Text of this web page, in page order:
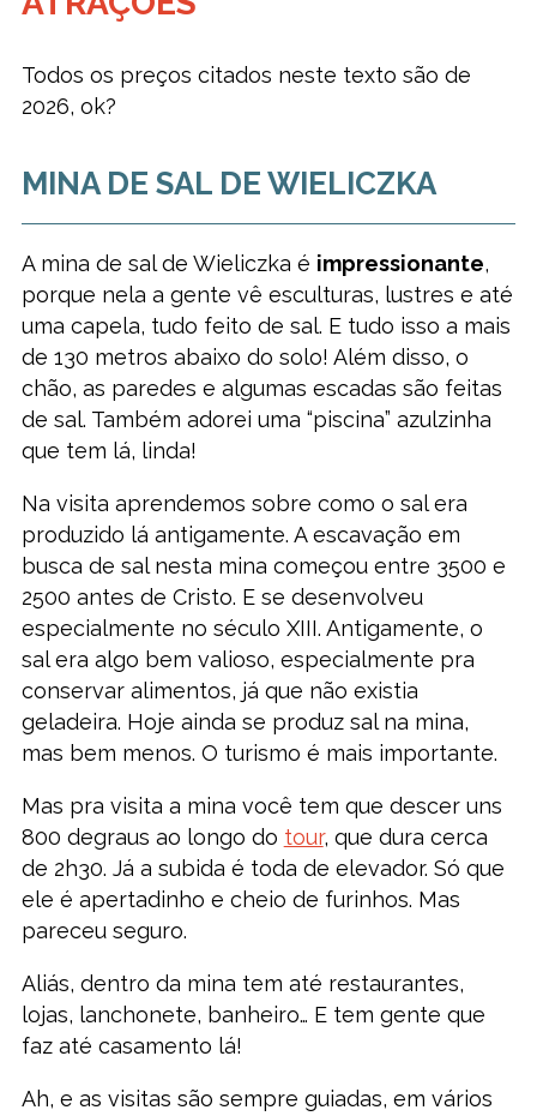
Todos os preços citados neste texto são de
2026, ok?
MINA DE SAL DE WIELICZKA
A mina de sal de Wieliczka é impressionante,
porque nela a gente vê esculturas, lustres e até
uma capela, tudo feito de sal. E tudo isso a mais
de 130 metros abaixo do solo! Além disso, o
chão, as paredes e algumas escadas são feitas
de sal. Também adorei uma “piscina” azulzinha
que tem lá, linda!
Na visita aprendemos sobre como o sal era
produzido lá antigamente. A escavação em
busca de sal nesta mina começou entre 3500 e
2500 antes de Cristo. E se desenvolveu
especialmente no século XIII. Antigamente, o
sal era algo bem valioso, especialmente pra
conservar alimentos, já que não existia
geladeira. Hoje ainda se produz sal na mina,
mas bem menos. O turismo é mais importante.
Mas pra visita a mina você tem que descer uns
800 degraus ao longo do tour, que dura cerca
de 2h30. Já a subida é toda de elevador. Só que
ele é apertadinho e cheio de furinhos. Mas
pareceu seguro.
Aliás, dentro da mina tem até restaurantes,
lojas, lanchonete, banheiro… E tem gente que
faz até casamento lá!
Ah, e as visitas são sempre guiadas, em vários